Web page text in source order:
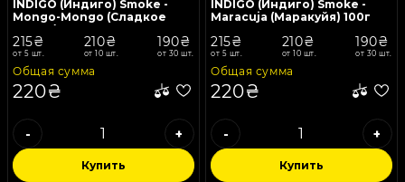
INDIGO (Индиго) Smoke -
Mongo-Mongo (Сладкое
Манго) 100г
215₴
от 5 шт.
210₴
от 10 шт.
190₴
от 30 шт.
Общая сумма
220₴
- +
Купить
INDIGO (Индиго) Smoke -
Maracuja (Маракуйя) 100г
215₴
от 5 шт.
210₴
от 10 шт.
190₴
от 30 шт.
Общая сумма
220₴
- +
Купить